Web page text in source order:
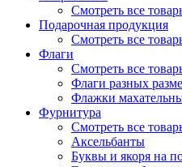
Смотреть все
Подарочная продукция
Смотреть все
Флаги
Смотреть все
Флаги разных
Флажки
Фурнитура
Смотреть все
Аксельбанты
Буквы и якоря на